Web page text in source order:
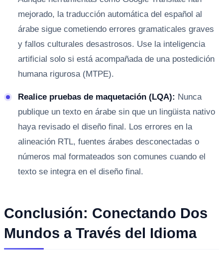
mejorado, la traducción automática del español al
árabe sigue cometiendo errores gramaticales graves
y fallos culturales desastrosos. Use la inteligencia
artificial solo si está acompañada de una postedición
humana rigurosa (MTPE).
Realice pruebas de maquetación (LQA): Nunca
publique un texto en árabe sin que un lingüista nativo
haya revisado el diseño final. Los errores en la
alineación RTL, fuentes árabes desconectadas o
números mal formateados son comunes cuando el
texto se integra en el diseño final.
Conclusión: Conectando Dos
Mundos a Través del Idioma